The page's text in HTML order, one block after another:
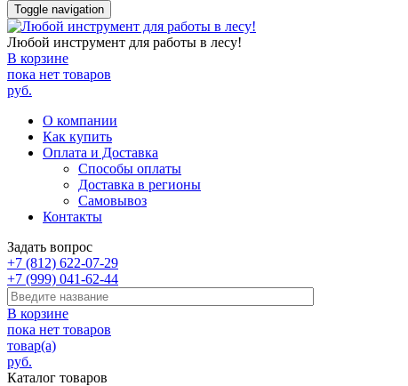
Toggle navigation
Любой инструмент для работы в лесу!
В корзине
пока нет товаров
руб.
О компании
Как купить
Оплата и Доставка
Способы оплаты
Доставка в регионы
Самовывоз
Контакты
Задать вопрос
+7 (812) 622-07-29
+7 (999) 041-62-44
В корзине
пока нет товаров
товар(а)
руб.
Каталог товаров